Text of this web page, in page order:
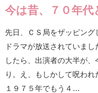
今は昔、７０年代
先日、ＣＳ局をザッピン
ドラマが放送されていま
したら、出演者の大半が
り。え、もしかして呪わ
１９７５年でもう４…